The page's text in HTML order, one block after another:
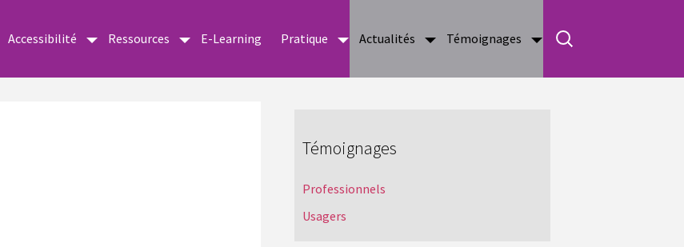
Accessibilité Ressources E-Learning Pratique Actualités Témoignages
Témoignages
Professionnels
Usagers